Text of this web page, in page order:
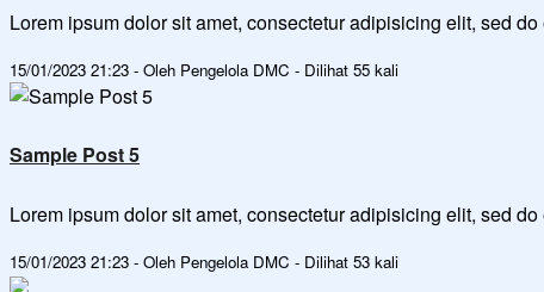
Lorem ipsum dolor sit amet, consectetur adipisicing elit, sed
15/01/2023 21:23 - Oleh Pengelola DMC - Dilihat 55 kali
Sample Post 5
Lorem ipsum dolor sit amet, consectetur adipisicing elit, sed
15/01/2023 21:23 - Oleh Pengelola DMC - Dilihat 53 kali